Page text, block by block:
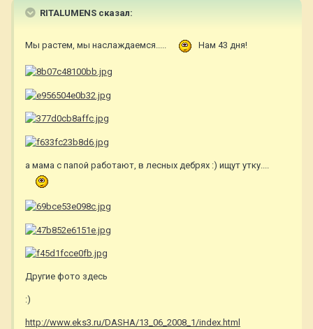
RITALUMENS сказал:
Мы растем, мы наслаждаемся..... Нам 43 дня!
а мама с папой работают, в лесных дебрях :) ищут утку....
Другие фото здесь
:)
http://www.eks3.ru/DASHA/13_06_2008_1/index.html